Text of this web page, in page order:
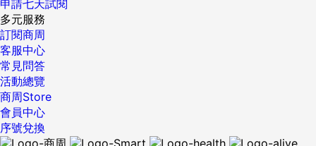
申請七天試閱
多元服務
訂閱商周
客服中心
常見問答
活動總覽
商周Store
會員中心
序號兌換